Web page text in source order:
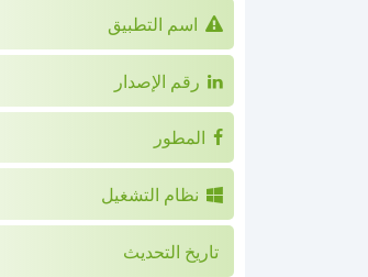
اسم التطبيق
رقم الإصدار
المطور
نظام التشغيل
تاريخ التحديث